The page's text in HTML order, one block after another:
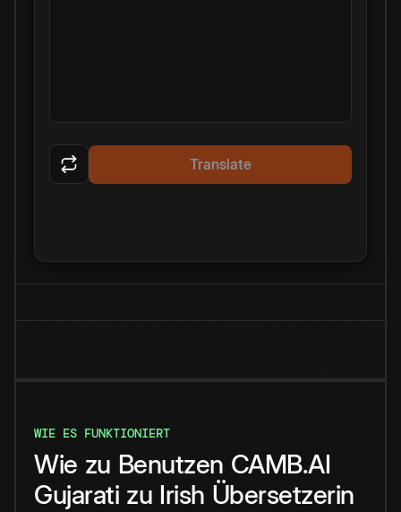
Translate
WIE ES FUNKTIONIERT
Wie zu Benutzen CAMB.AI
Gujarati zu Irish Übersetzerin